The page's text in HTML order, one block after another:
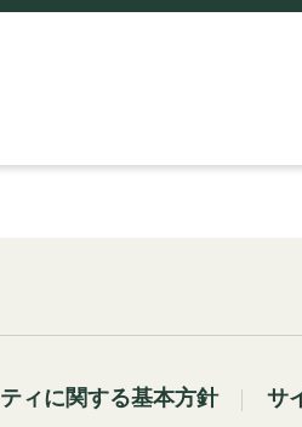
ィに関する基本方針 サ